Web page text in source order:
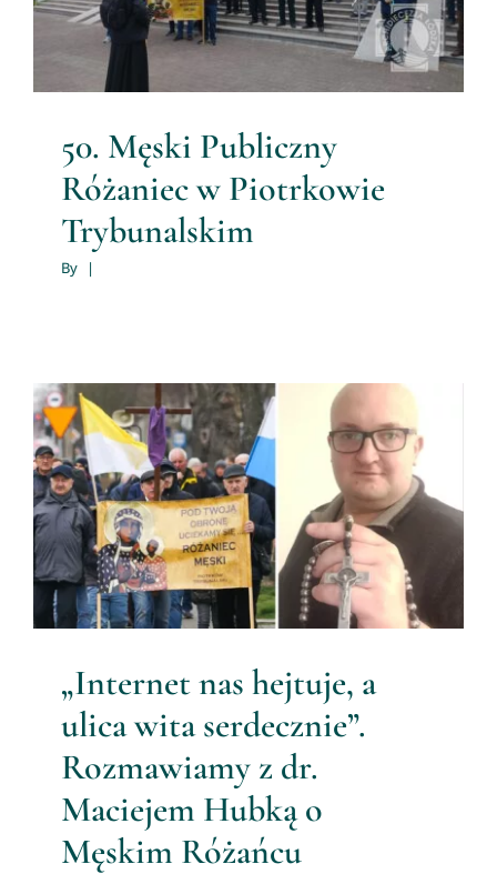
Męski Różaniec
50. Męski Publiczny
Różaniec w Piotrkowie
Trybunalskim
By |
„Internet nas hejtuje, a ulica
wita serdecznie”.
Rozmawiamy z dr. Maciejem
Hubką o Męskim Różańcu
Męski Różaniec
„Internet nas hejtuje, a
ulica wita serdecznie”.
Rozmawiamy z dr.
Maciejem Hubką o
Męskim Różańcu